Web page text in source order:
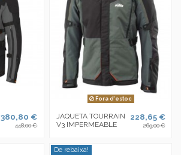
380,80 €
448,00 €
Fora d'estoc
JAQUETA TOURRAIN
V3 IMPERMEABLE
228,65 €
269,00 €
De rebaixa!